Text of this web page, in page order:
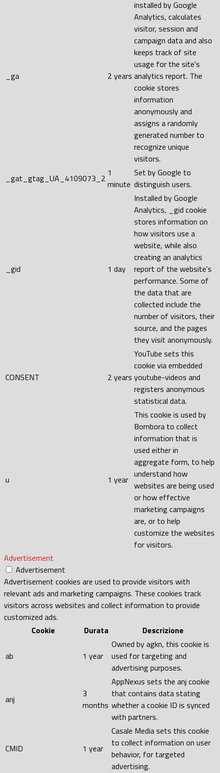
_ga 2 years
installed by Google
Analytics, calculates
visitor, session and
campaign data and also
keeps track of site
usage for the site's
analytics report. The
cookie stores
information
anonymously and
assigns a randomly
generated number to
recognize unique
visitors.
_gat_gtag_UA_4109073_2 1
minute
Set by Google to
distinguish users.
_gid 1 day
Installed by Google
Analytics, _gid cookie
stores information on
how visitors use a
website, while also
creating an analytics
report of the website's
performance. Some of
the data that are
collected include the
number of visitors, their
source, and the pages
they visit anonymously.
CONSENT 2 years
YouTube sets this
cookie via embedded
youtube-videos and
registers anonymous
statistical data.
u 1 year
This cookie is used by
Bombora to collect
information that is
used either in
aggregate form, to help
understand how
websites are being used
or how effective
marketing campaigns
are, or to help
customize the websites
for visitors.
Advertisement
Advertisement
Advertisement cookies are used to provide visitors with
relevant ads and marketing campaigns. These cookies track
visitors across websites and collect information to provide
customized ads.
Cookie
Durata Descrizione
ab 1 year
Owned by agkn, this cookie is
used for targeting and
advertising purposes.
anj
3
months
AppNexus sets the anj cookie
that contains data stating
whether a cookie ID is synced
with partners.
CMID 1 year
Casale Media sets this cookie
to collect information on user
behavior, for targeted
advertising.